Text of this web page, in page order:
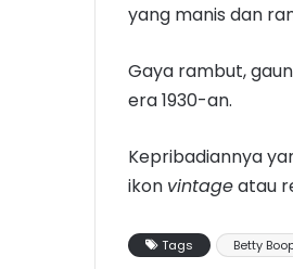
yang manis dan
Gaya rambut,
era 1930-an.
Kepribadiannya
ikon vintageatau
Tags Betty